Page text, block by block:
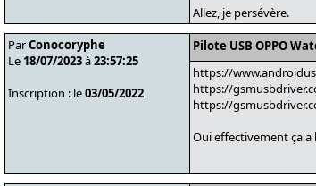
Allez, je persévère.
ParConocoryphe
Le 18/07/2023à23:57:25
Inscription : le03/05/2022
Pilote USB OPPO
https://
https://
https://
Oui effectivement ça